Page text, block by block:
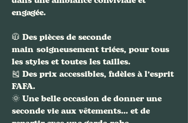
engagée.
🧥 Des pièces de seconde
main soigneusement triées, pour tous
les styles et toutes les tailles.
🎽 Des prix accessibles, fidèles à l’esprit
FAFA.
🌞 Une belle occasion de donner une
seconde vie aux vêtements… et de